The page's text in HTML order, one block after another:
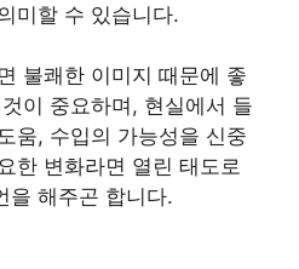
미할 수 있습니다.
불쾌한 이미지 때문에 좋
이 중요하며, 현실에서 들
움, 수입의 가능성을 신중
한 변화라면 열린 태도로
을 해주곤 합니다.